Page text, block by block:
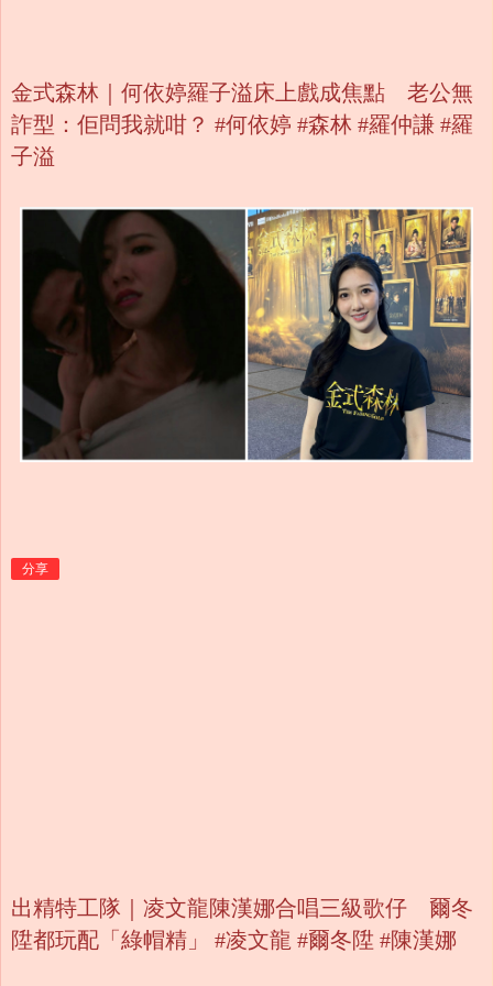
金式森林｜何依婷羅子溢床上戲成焦點 老公無
詐型：佢問我就咁？ #何依婷 #森林 #羅仲謙 #羅
子溢
分享
出精特工隊｜凌文龍陳漢娜合唱三級歌仔 爾冬
陞都玩配「綠帽精」 #凌文龍 #爾冬陞 #陳漢娜